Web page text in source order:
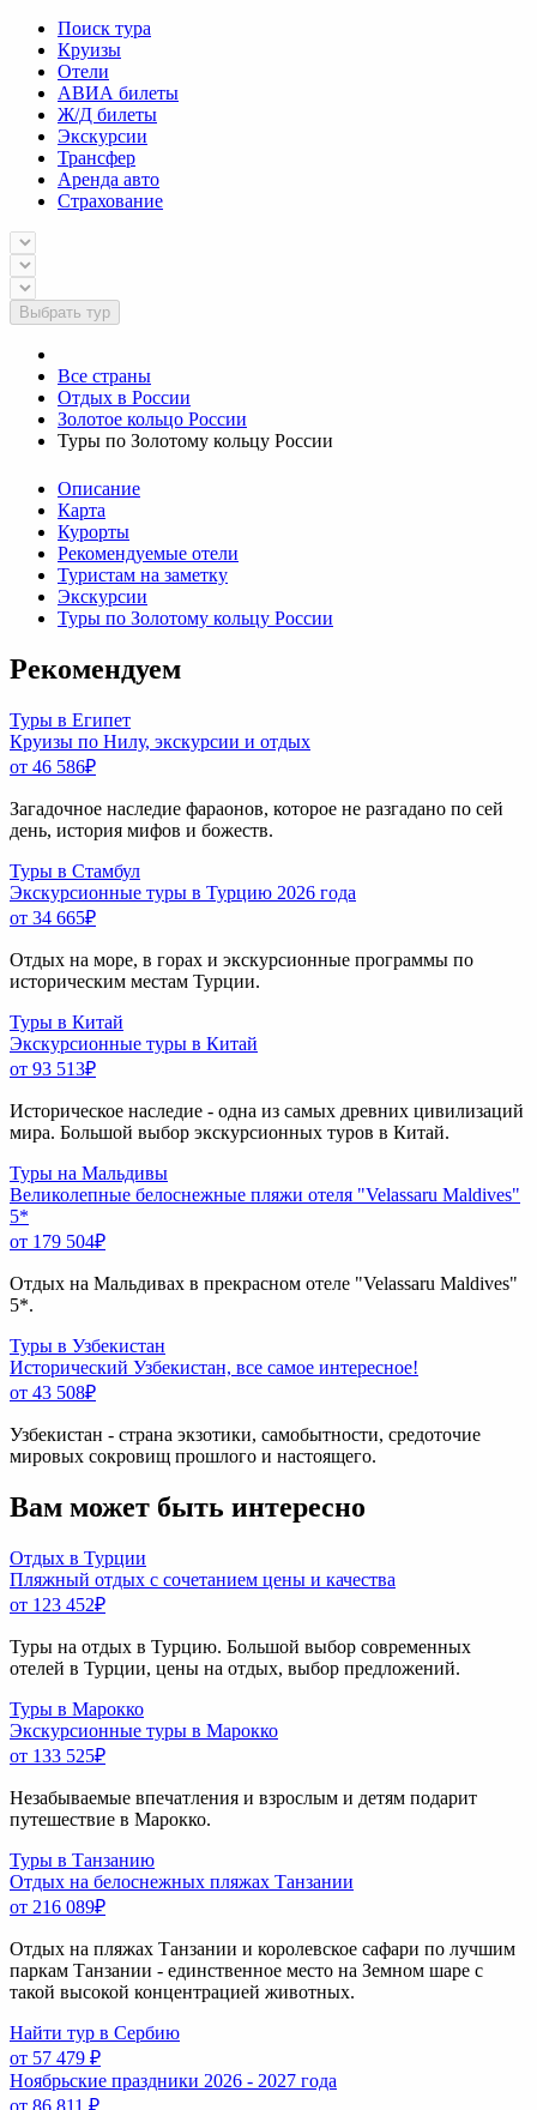
Поиск тура
Круизы
Отели
АВИА билеты
Ж/Д билеты
Экскурсии
Трансфер
Аренда авто
Страхование
Выбрать тур
Все страны
Отдых в России
Золотое кольцо России
Туры по Золотому кольцу России
Описание
Карта
Курорты
Рекомендуемые отели
Туристам на заметку
Экскурсии
Туры по Золотому кольцу России
Рекомендуем
Туры в Египет
Круизы по Нилу, экскурсии и отдых
от 46 586₽
Загадочное наследие фараонов, которое не разгадано по сей
день, история мифов и божеств.
Туры в Стамбул
Экскурсионные туры в Турцию 2026 года
от 34 665₽
Отдых на море, в горах и экскурсионные программы по
историческим местам Турции.
Туры в Китай
Экскурсионные туры в Китай
от 93 513₽
Историческое наследие - одна из самых древних цивилизаций
мира. Большой выбор экскурсионных туров в Китай.
Туры на Мальдивы
Великолепные белоснежные пляжи отеля "Velassaru Maldives"
5*
от 179 504₽
Отдых на Мальдивах в прекрасном отеле "Velassaru Maldives"
5*.
Туры в Узбекистан
Исторический Узбекистан, все самое интересное!
от 43 508₽
Узбекистан - страна экзотики, самобытности, средоточие
мировых сокровищ прошлого и настоящего.
Вам может быть интересно
Отдых в Турции
Пляжный отдых с сочетанием цены и качества
от 123 452₽
Туры на отдых в Турцию. Большой выбор современных
отелей в Турции, цены на отдых, выбор предложений.
Туры в Марокко
Экскурсионные туры в Марокко
от 133 525₽
Незабываемые впечатления и взрослым и детям подарит
путешествие в Марокко.
Туры в Танзанию
Отдых на белоснежных пляжах Танзании
от 216 089₽
Отдых на пляжах Танзании и королевское сафари по лучшим
паркам Танзании - единственное место на Земном шаре с
такой высокой концентрацией животных.
Найти тур в Сербию
от 57 479 ₽
Ноябрьские праздники 2026 - 2027 года
от 86 811 ₽